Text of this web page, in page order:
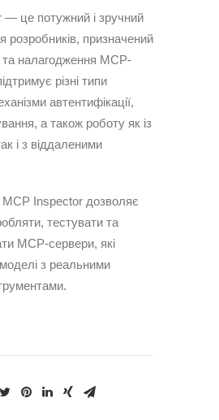
— це потужний і зручний
розробників, призначений
та налагодження MCP-
різні типи
автентифікації,
а також роботу як із
і з віддаленими
MCP Inspector дозволяє
тестувати та
MCP-сервери, які
з реальними